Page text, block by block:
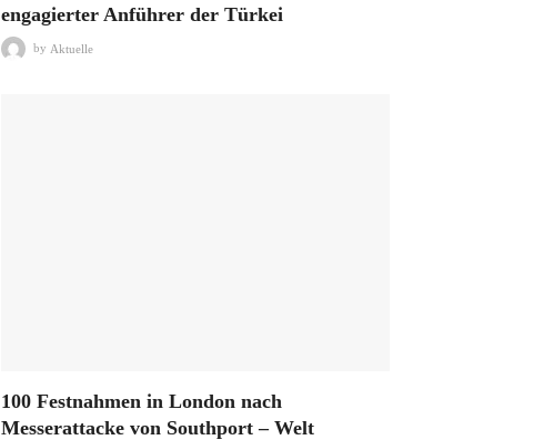
engagierter Anführer der Türkei
by Aktuelle
100 Festnahmen in London nach
Messerattacke von Southport – Welt